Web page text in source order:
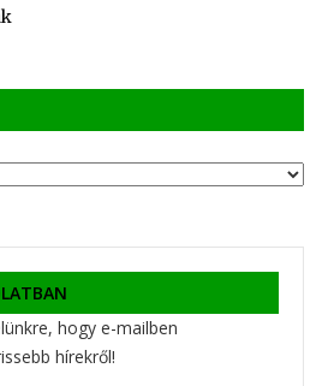
hogy e-mailben
hírekről!